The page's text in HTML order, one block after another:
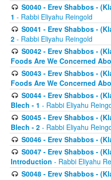
S0040 - Erev Shabbos -
1 - Rabbi Eliyahu Reingold
S0041 - Erev Shabbos -
2 - Rabbi Eliyahu Reingold
S0042 - Erev Shabbos -
Foods Are We Concerned
S0043 - Erev Shabbos -
Foods Are We Concerned
S0044 - Erev Shabbos -
Blech - 1 - Rabbi Eliyahu
S0045 - Erev Shabbos -
Blech - 2 - Rabbi Eliyahu
S0046 - Erev Shabbos -
S0047 - Erev Shabbos -
Introduction - Rabbi Eliyahu
S0048 - Erev Shabbos -